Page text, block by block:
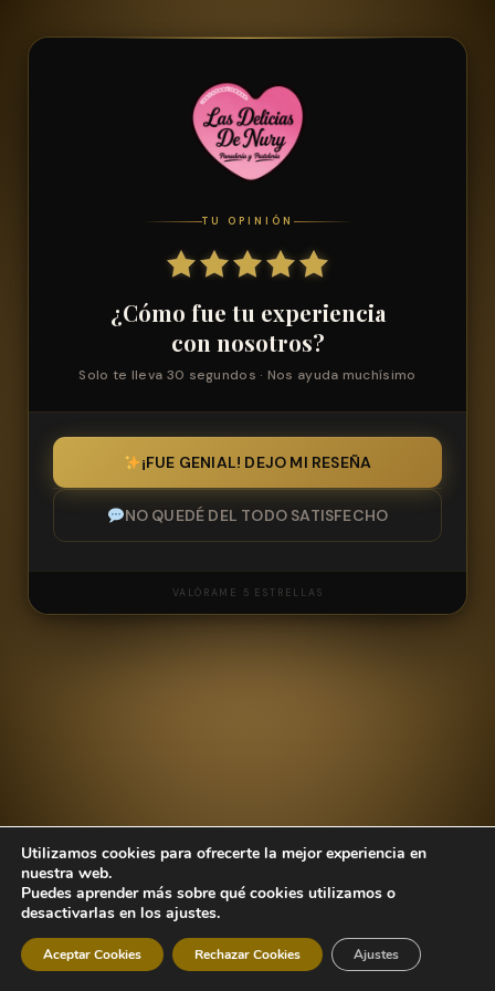
TU OPINIÓN
¿Cómo fue tu experiencia
con nosotros?
Solo te lleva 30 segundos · Nos ayuda muchísimo
¡FUE GENIAL! DEJO MI RESEÑA
NO QUEDÉ DEL TODO SATISFECHO
VALÓRAME 5 ESTRELLAS
CORREO ELECTRÓNICO
MENSAJE
Utilizamos cookies para ofrecerte la mejor experiencia en
nuestra web.
Puedes aprender más sobre qué cookies utilizamos o
desactivarlas en los ajustes.
Aceptar Cookies Rechazar Cookies Ajustes